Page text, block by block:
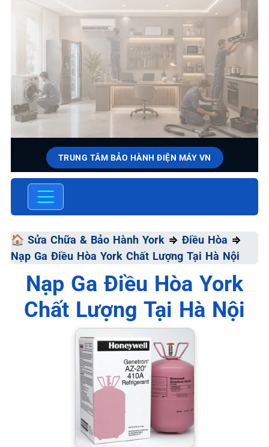
TRUNG TÂM BẢO HÀNH ĐIỆN MÁY VN
SỬA CHỮA & BẢO HÀNH YORK
Chất Lượng Tối Ưu - Giá Thành Tối Thiểu - Dịch Vụ Tối
📞 09.663.898.33
🏠 Sửa Chữa & Bảo Hành York ⇒ Điều Hòa ⇒
Nạp Ga Điều Hòa York Chất Lượng Tại Hà Nội
Nạp Ga Điều Hòa York
Chất Lượng Tại Hà Nội